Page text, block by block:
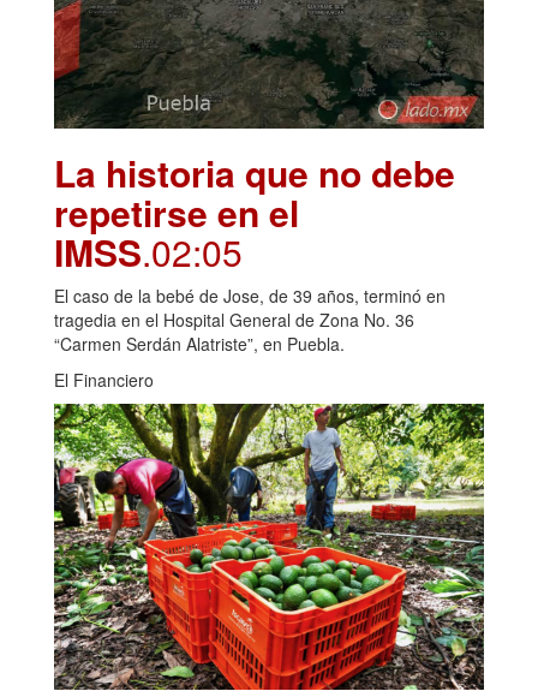
La historia que no debe
repetirse en el
IMSS.02:05
El caso de la bebé de Jose, de 39 años, terminó en
tragedia en el Hospital General de Zona No. 36
“Carmen Serdán Alatriste”, en Puebla.
El Financiero